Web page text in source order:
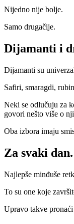
Nijedno nije bolje.
Samo drugačije.
Dijamanti i
Dijamanti su
Safiri, smaragdi,
Neki se odlučuju za
govori nešto više o
Oba izbora imaju
Za svaki
Najlepše minđuše
To su one koje
Upravo takve